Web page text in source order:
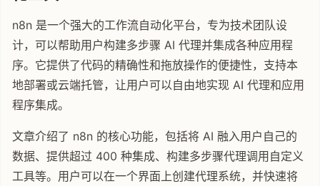
n8n 是一个强大的工作流自动化平台，专为技术团队设
计，可以帮助用户构建多步骤 AI 代理并集成各种应用程
序。它提供了代码的精确性和拖放操作的便捷性，支持本
地部署或云端托管，让用户可以自由地实现 AI 代理和应用
程序集成。
文章介绍了 n8n 的核心功能，包括将 AI 融入用户自己的
数据、提供超过 400 种集成、构建多步骤代理调用自定义
工具等。用户可以在一个界面上创建代理系统，并快速将